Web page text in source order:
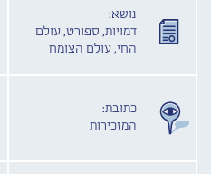
נושא:
דמויות, ספורט, עולם
החי, עולם הצומח
כתובת:
המזכירות